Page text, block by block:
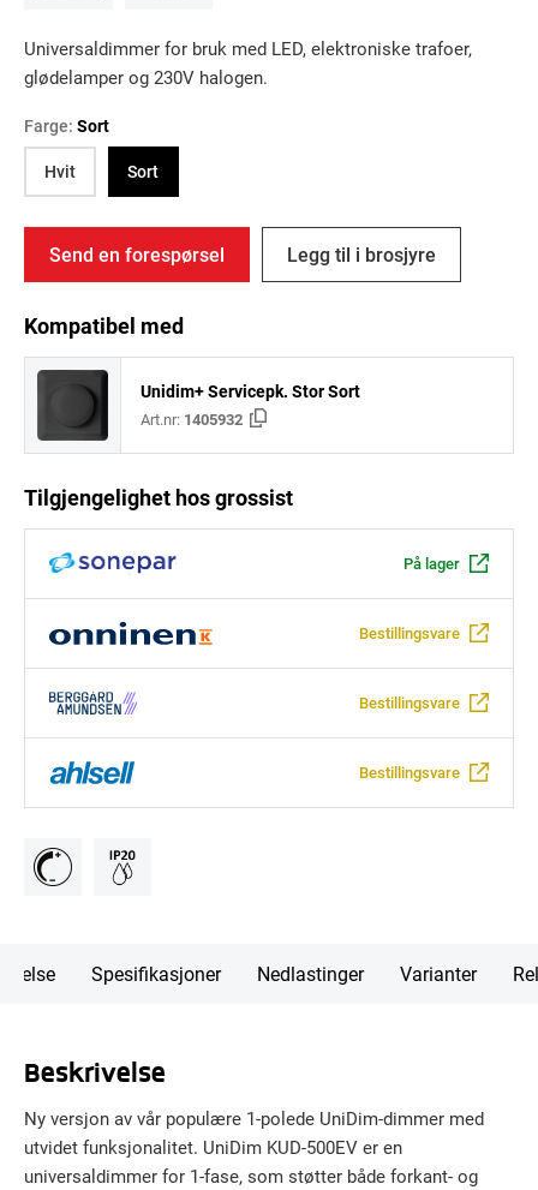
Universaldimmer for bruk med LED, elektroniske trafoer,
glødelamper og 230V halogen.
Farge: Sort
Hvit
Sort
Send en forespørsel Legg til i brosjyre
Kompatibel med
Unidim+ Servicepk. Stor Sort
Art.nr: 1405932
Tilgjengelighet hos grossist
På lager
Bestillingsvare
Bestillingsvare
Bestillingsvare
Spesifikasjoner Nedlastinger Varianter
Beskrivelse
Ny versjon av vår populære 1-polede UniDim-dimmer med
utvidet funksjonalitet. UniDim KUD-500EV er en
universaldimmer for 1-fase, som støtter både forkant- og